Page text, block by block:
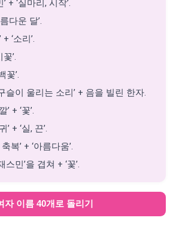
+ ‘실마리, 시작’.
다운 달’.
+ ‘소리’.
’.
꽃’.
슬이 울리는 소리’ + 음을 빌린 한자.
’ + ‘꽃’.
’ + ‘실, 끈’.
복’ + ‘아름다움’.
스민’을 겹쳐 + ‘꽃’.
자 이름 40개로 돌리기